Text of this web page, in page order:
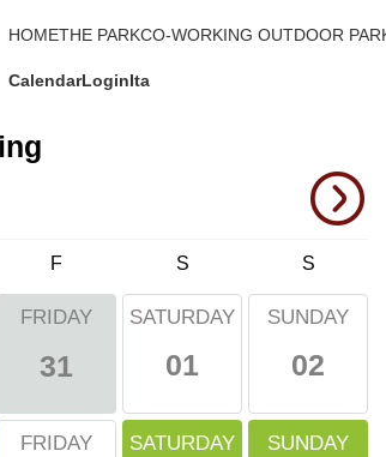
HOMETHE PARKCO-WORKING OUTDOOR
CalendarLoginIta
F S S
FRIDAY
31
SATURDAY
01
SUNDAY
02
FRIDAY SATURDAY SUNDAY